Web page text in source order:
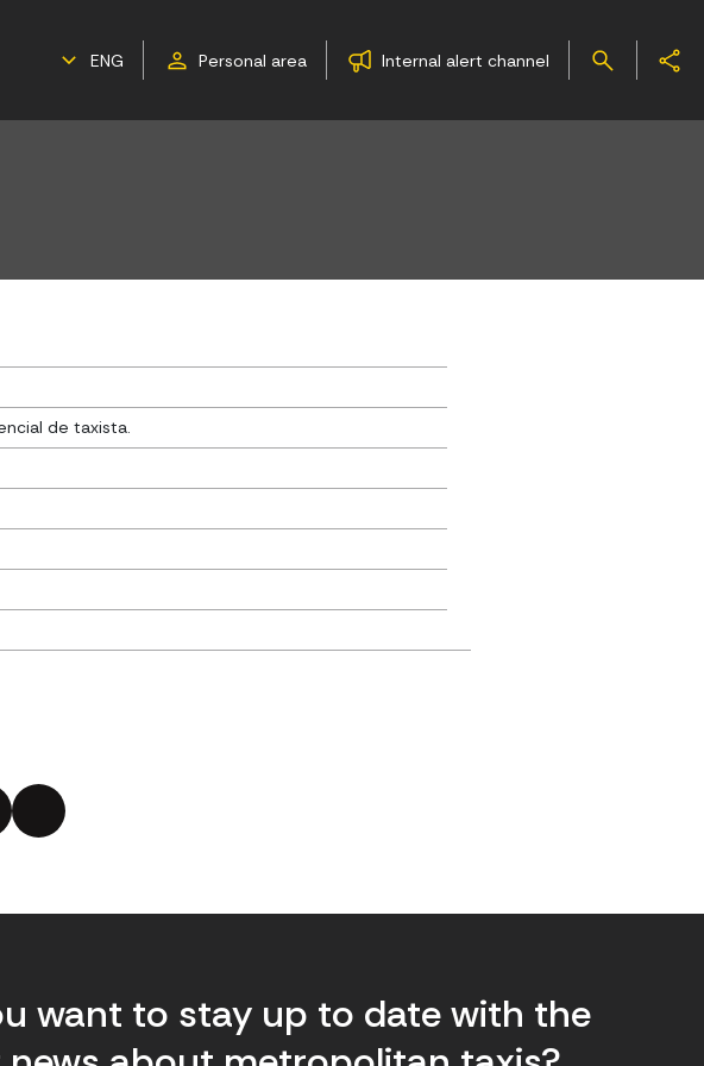
ENG Personal area Internal alert channel
de taxista.
want to stay up to date with the